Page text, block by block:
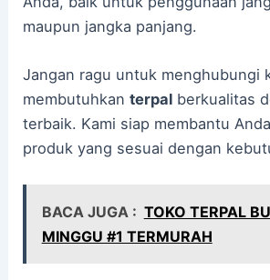
maupun jangka panjang.
Jangan ragu untuk menghubungi
membutuhkanterpal berkualitas
terbaik. Kami siap membantu
produk yang sesuai dengan
BACA JUGA : TOKO TERPAL
MINGGU #1 TERMURAH